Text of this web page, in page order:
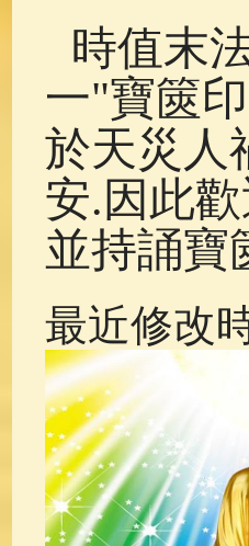
時值末
一"寶篋
於天災人
安.因此
並持誦寶
最近修改